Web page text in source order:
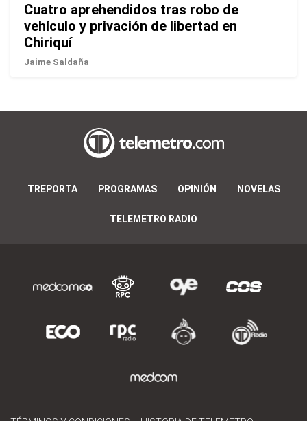
Cuatro aprehendidos tras robo de
vehículo y privación de libertad en
Chiriquí
Jaime Saldaña
TREPORTA PROGRAMAS OPINIÓN NOVELAS
TELEMETRO RADIO